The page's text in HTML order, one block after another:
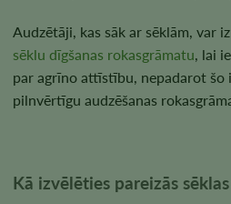
Audzētāji, kas sāk ar sēklām, var
sēklu dīgšanas rokasgrāmatu, lai
par agrīno attīstību, nepadarot šo
pilnvērtīgu audzēšanas
Kā izvēlēties pareizās sēklas